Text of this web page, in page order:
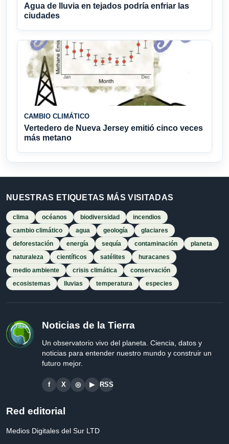
Agua de lluvia en tejados podría enfriar las
ciudades
CAMBIO CLIMÁTICO
Vertedero de Nueva Jersey emitió cinco veces
más metano
NUESTRAS ETIQUETAS MÁS VISITADAS
clima océanos biodiversidad
incendios
cambio climático
agua geología
glaciares
deforestación
energía sequía contaminación
planeta
naturaleza
científicos satélites
huracanes
medio ambiente
crisis climática
conservación
ecosistemas
lluvias temperatura especies
Noticias de la Tierra
Un observatorio vivo del planeta. Ciencia, datos y
noticias para entender nuestro mundo y construir un
futuro mejor.
f X ◎ ▶ RSS
Red editorial
Medios Digitales del Sur LTD